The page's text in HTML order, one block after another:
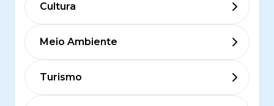
Cultura
Meio Ambiente
Turismo